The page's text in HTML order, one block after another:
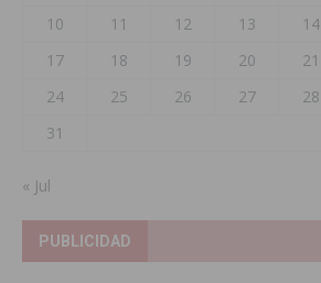
10
11 12 13 14
17
18 19 20 21
24
25 26 27 28
31
« Jul
PUBLICIDAD